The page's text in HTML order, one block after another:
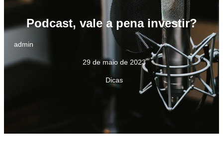
Podcast, vale a pena investir?
admin
29 de maio de 2023
Dicas